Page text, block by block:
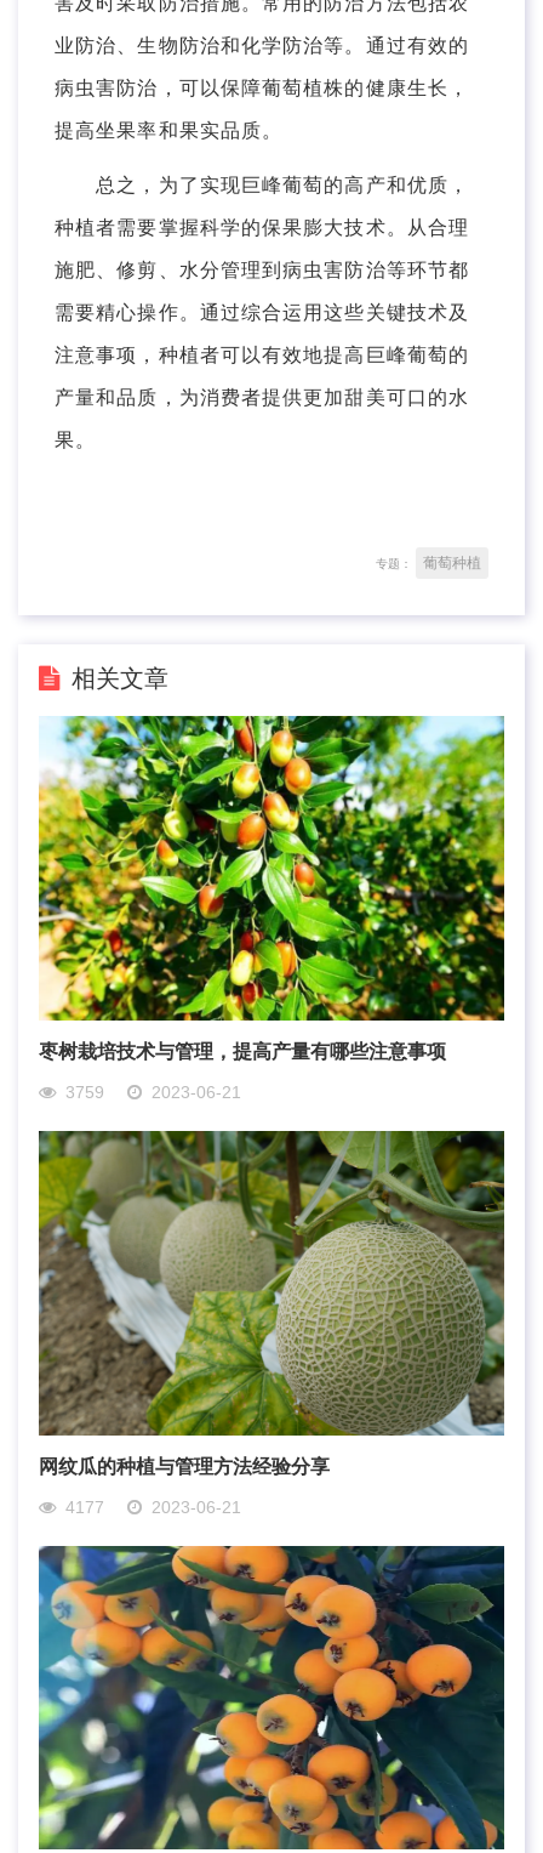
业防治、生物防治和化学防治等。通过有效的
病虫害防治，可以保障葡萄植株的健康生长，
提高坐果率和果实品质。
总之，为了实现巨峰葡萄的高产和优质，
种植者需要掌握科学的保果膨大技术。从合理
施肥、修剪、水分管理到病虫害防治等环节都
需要精心操作。通过综合运用这些关键技术及
注意事项，种植者可以有效地提高巨峰葡萄的
产量和品质，为消费者提供更加甜美可口的水
果。
专题： 葡萄种植
相关文章
枣树栽培技术与管理，提高产量有哪些注意事项
3759 2023-06-21
网纹瓜的种植与管理方法经验分享
4177 2023-06-21